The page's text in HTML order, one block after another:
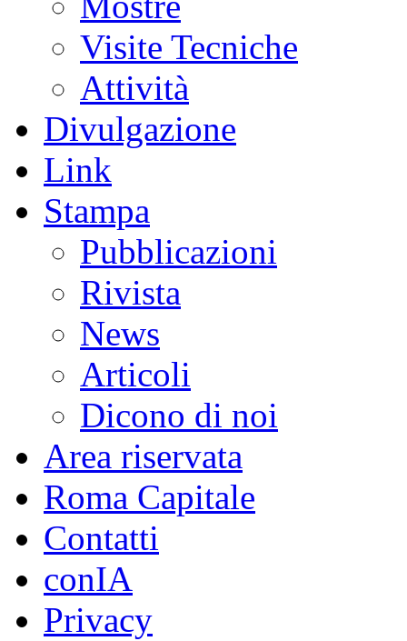
Visite Tecniche
Attività
Divulgazione
Link
Stampa
Pubblicazioni
Rivista
News
Articoli
Dicono di noi
Area riservata
Roma Capitale
Contatti
conIA
Privacy